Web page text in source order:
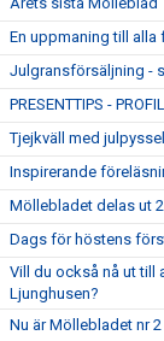
En uppmaning till alla
Julgransförsäljning -
PRESENTTIPS -
Tjejkväll med
Inspirerande
Möllebladet delas ut
Dags för höstens
Vill du också nå ut till
Ljunghusen?
Nu är Möllebladet nr